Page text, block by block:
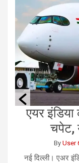
एयर
चपेट,
By User
नई दिल्ली। एअर